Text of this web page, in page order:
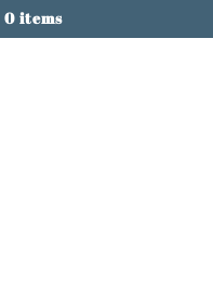
0 items